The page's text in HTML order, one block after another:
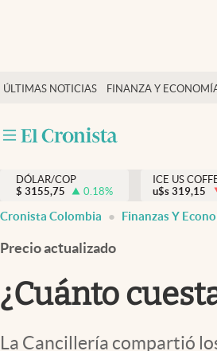
ÚLTIMAS NOTICIAS FINANZA Y
Salud y nutrición
Tiempo libre
Dólar y mercados
Curiosidades
DÓLAR/COP
$ 3155,75 0.18%
ICE US
u$s 319,15
Cronista Colombia Finanzas Y
Precio actualizado
¿Cuánto
La Cancillería compartió